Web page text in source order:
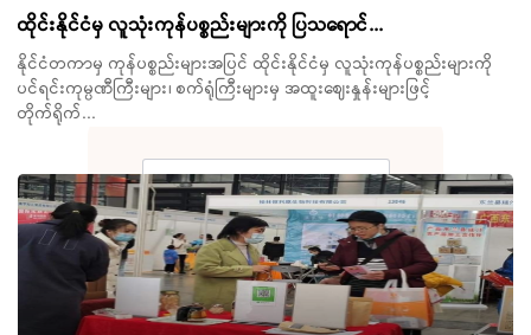
ထိုင်းနိုင်ငံမှ လူသုံးကုန်ပစ္စည်းများကို ပြသရောင်...
နိုင်ငံတကာမှ ကုန်ပစ္စည်းများအပြင် ထိုင်းနိုင်ငံမှ လူသုံးကုန်ပစ္စည်းများကို
ပင်ရင်းကုမ္ပဏီကြီးများ၊ စက်ရုံကြီးများမှ အထူးဈေးနှုန်းများဖြင့်
တိုက်ရိုက်...